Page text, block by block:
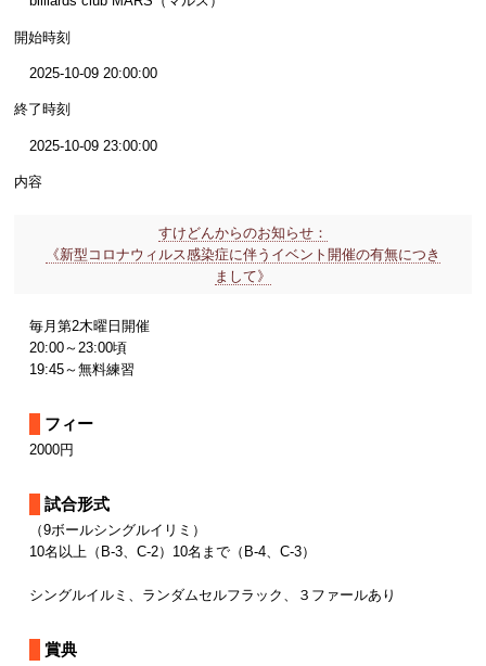
開始時刻
2025-10-09 20:00:00
終了時刻
2025-10-09 23:00:00
内容
すけどんからのお知らせ：
《新型コロナウィルス感染症に伴うイベント開催の有無につき
まして》
毎月第2木曜日開催
20:00～23:00頃
19:45～無料練習
フィー
2000円
試合形式
（9ボールシングルイリミ）
10名以上（B-3、C-2）10名まで（B-4、C-3）
シングルイルミ、ランダムセルフラック、３ファールあり
賞典